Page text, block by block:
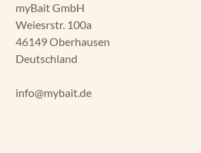
myBait GmbH
Weiesrstr. 100a
46149 Oberhausen
Deutschland
info@mybait.de